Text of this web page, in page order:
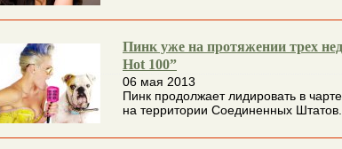
Пинк уже на протяжении трех
Hot 100”
06 мая 2013
Пинк продолжает лидировать в
на территории Соединенных Штатов...